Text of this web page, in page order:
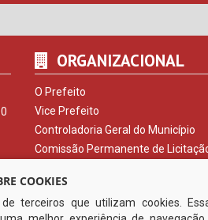
ORGANIZACIONAL
O Prefeito
Vice Prefeito
Controladoria Geral do Município
Comissão Permanente de
Serviço de Informação ao Cidadão
Ouvidoria Municipal
COOKIES
terceiros que utilizam cookies.